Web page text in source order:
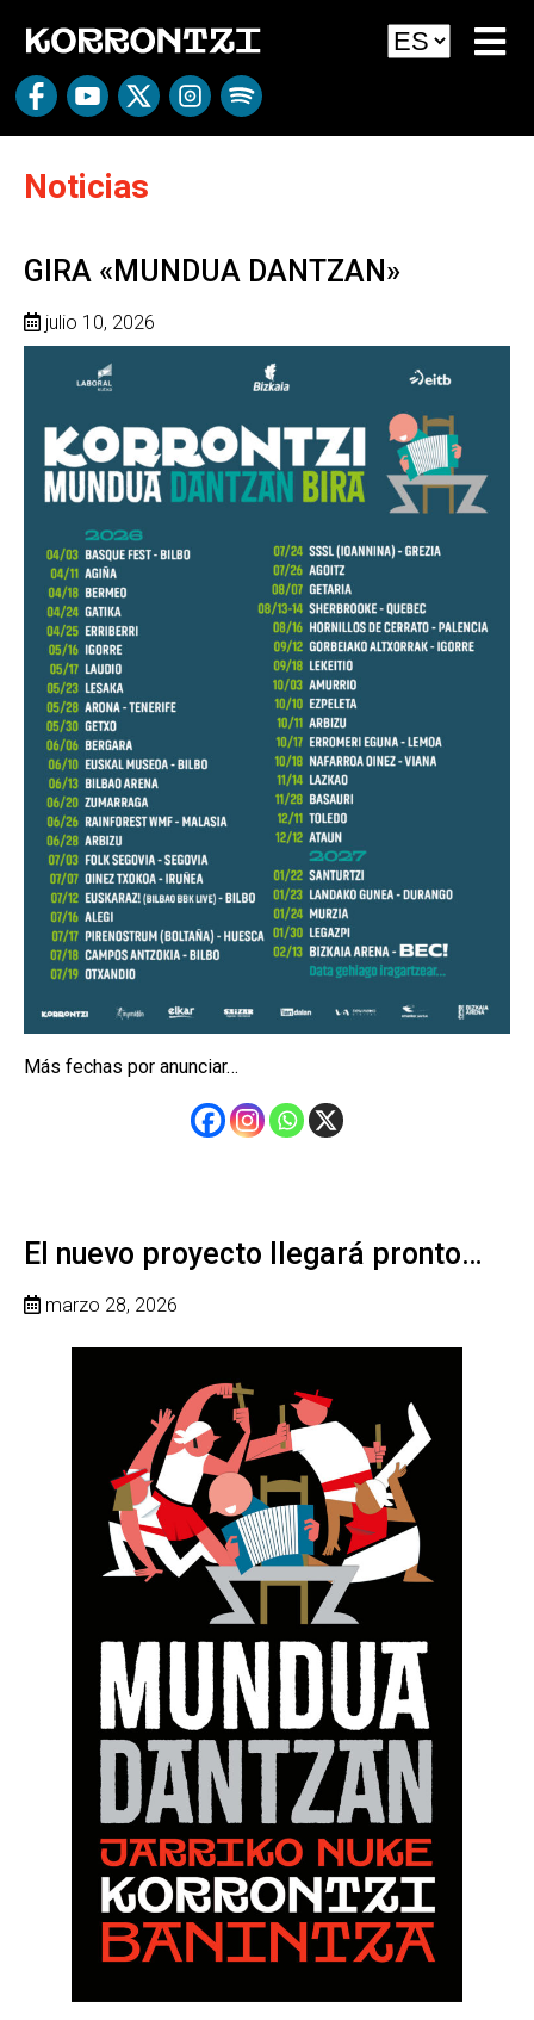
Noticias
GIRA «MUNDUA DANTZAN»
julio 10, 2026
Más fechas por anunciar…
El nuevo proyecto llegará pronto…
marzo 28, 2026